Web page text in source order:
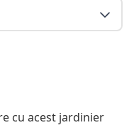
cu acest jardinier